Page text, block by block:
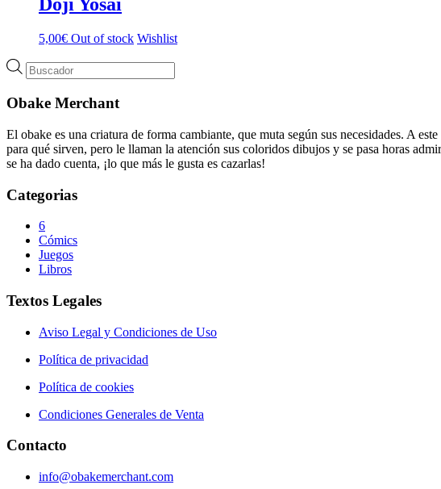
5,00€ Out of stock Wishlist
Búsqueda
de
Obake Merchant
El obake es una criatura de forma cambiante, que muta según sus necesidades. A
para qué sirven, pero le llaman la atención sus coloridos dibujos y se pasa horas
se ha dado cuenta, ¡lo que más le gusta es cazarlas!
Categorias
6
Cómics
Juegos
Libros
Textos Legales
Aviso Legal y Condiciones de Uso
Política de privacidad
Política de cookies
Condiciones Generales de Venta
Contacto
info@obakemerchant.com